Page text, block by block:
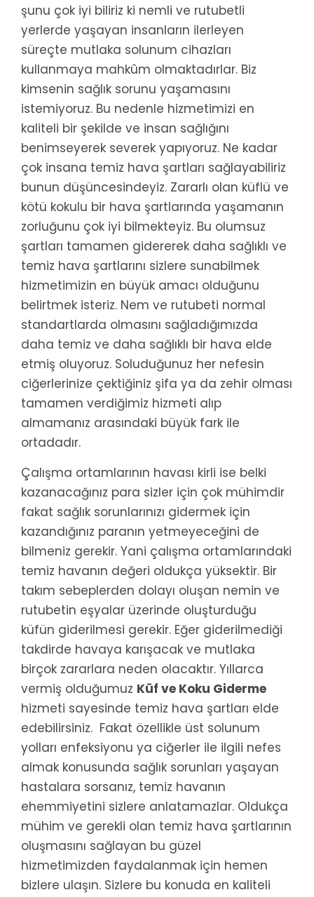
şunu çok iyi biliriz ki nemli ve rutubetli
yerlerde yaşayan insanların ilerleyen
süreçte mutlaka solunum cihazları
kullanmaya mahkûm olmaktadırlar. Biz
kimsenin sağlık sorunu yaşamasını
istemiyoruz. Bu nedenle hizmetimizi en
kaliteli bir şekilde ve insan sağlığını
benimseyerek severek yapıyoruz. Ne kadar
çok insana temiz hava şartları sağlayabiliriz
bunun düşüncesindeyiz. Zararlı olan küflü ve
kötü kokulu bir hava şartlarında yaşamanın
zorluğunu çok iyi bilmekteyiz. Bu olumsuz
şartları tamamen gidererek daha sağlıklı ve
temiz hava şartlarını sizlere sunabilmek
hizmetimizin en büyük amacı olduğunu
belirtmek isteriz. Nem ve rutubeti normal
standartlarda olmasını sağladığımızda
daha temiz ve daha sağlıklı bir hava elde
etmiş oluyoruz. Soluduğunuz her nefesin
ciğerlerinize çektiğiniz şifa ya da zehir olması
tamamen verdiğimiz hizmeti alıp
almamanız arasındaki büyük fark ile
ortadadır.
Çalışma ortamlarının havası kirli ise belki
kazanacağınız para sizler için çok mühimdir
fakat sağlık sorunlarınızı gidermek için
kazandığınız paranın yetmeyeceğini de
bilmeniz gerekir. Yani çalışma ortamlarındaki
temiz havanın değeri oldukça yüksektir. Bir
takım sebeplerden dolayı oluşan nemin ve
rutubetin eşyalar üzerinde oluşturduğu
küfün giderilmesi gerekir. Eğer giderilmediği
takdirde havaya karışacak ve mutlaka
birçok zararlara neden olacaktır. Yıllarca
vermiş olduğumuz Küf ve Koku Giderme
hizmeti sayesinde temiz hava şartları elde
edebilirsiniz. Fakat özellikle üst solunum
yolları enfeksiyonu ya ciğerler ile ilgili nefes
almak konusunda sağlık sorunları yaşayan
hastalara sorsanız, temiz havanın
ehemmiyetini sizlere anlatamazlar. Oldukça
mühim ve gerekli olan temiz hava şartlarının
oluşmasını sağlayan bu güzel
hizmetimizden faydalanmak için hemen
bizlere ulaşın. Sizlere bu konuda en kaliteli